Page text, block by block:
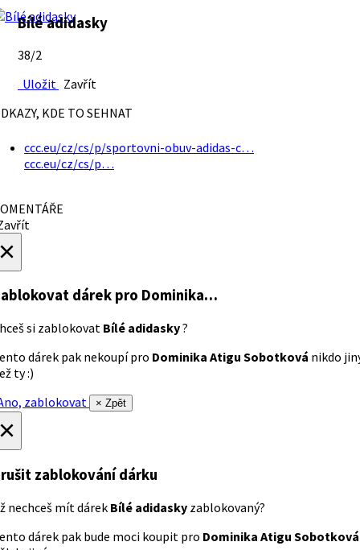
Bílé adidasky
38/2
Uložit Zavřít
KDE TO SEHNAT
ccc.eu/cz/cs/p/sportovni-obuv-adidas-c…
ccc.eu/cz/cs/p…
dárek pro Dominika…
si zablokovat Bílé adidasky?
dárek pak nekoupí pro Dominika Atigu Sobotková nikdo
ty :)
zablokovat
× Zpět
zablokování dárku
nechceš mít dárek Bílé adidasky zablokovaný?
dárek pak bude moci koupit pro Dominika Atigu Sobotková